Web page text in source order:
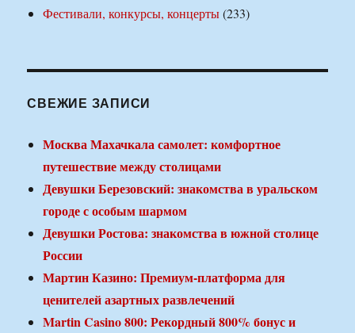
Фестивали, конкурсы, концерты(233)
СВЕЖИЕ ЗАПИСИ
Москва Махачкала самолет: комфортное
путешествие между столицами
Девушки Березовский: знакомства в уральском
городе с особым шармом
Девушки Ростова: знакомства в южной столице
России
Мартин Казино: Премиум-платформа для
ценителей азартных развлечений
Martin Casino 800: Рекордный 800% бонус и